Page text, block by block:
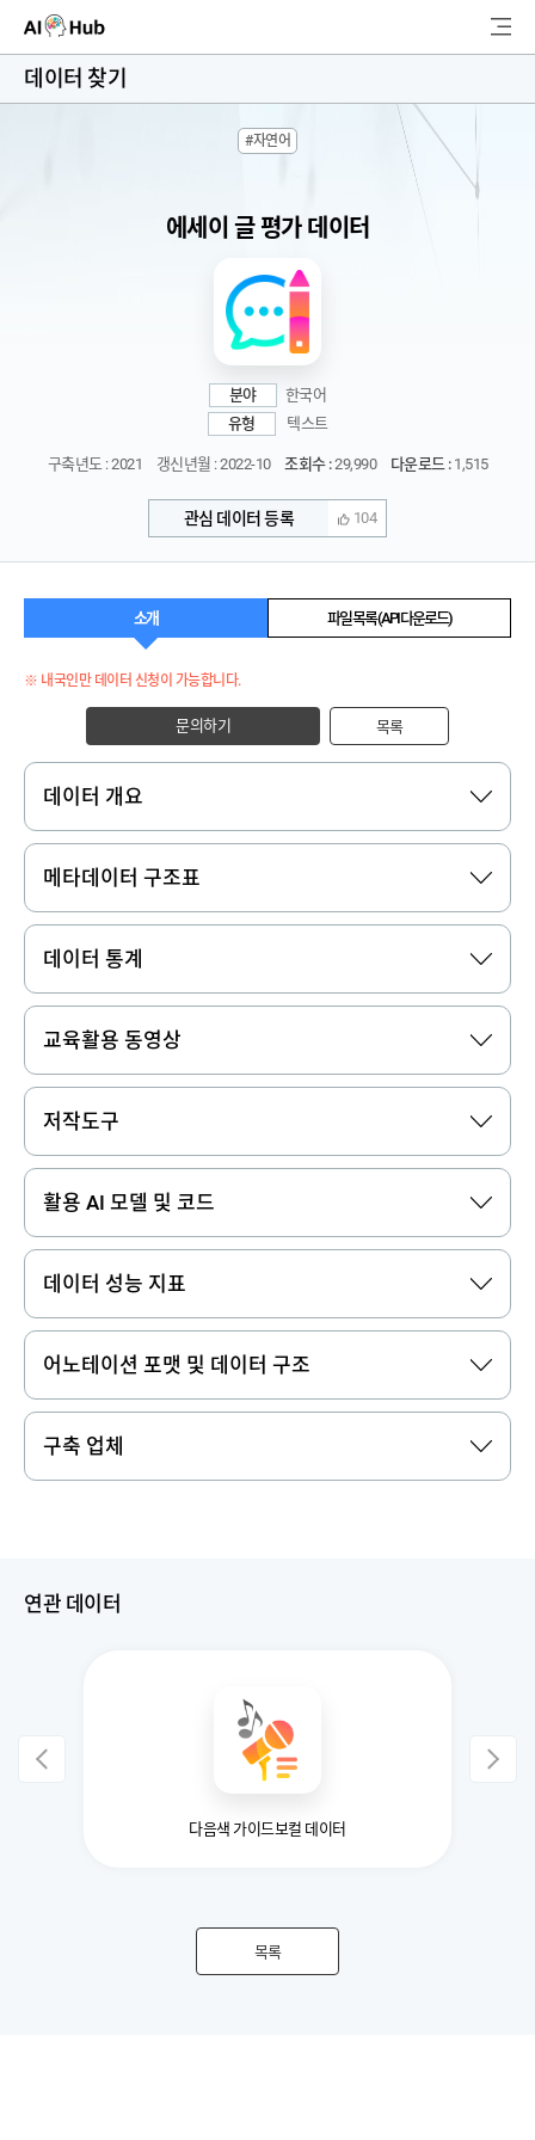
AI-Hub
AI 개발지원
색
데이터 찾기
#자연어
에세이 글 평가 데이터
분야
한국어
유형
텍스트
구축년도 : 2021 갱신년월 : 2022-10 조회수 :29,990 다운로드 :1,515
관심 데이터 등록 104
소개 파일 목록 (API 다운로드)
※ 내국인만 데이터 신청이 가능합니다.
문의하기 목록
데이터 개요
메타데이터 구조표
데이터 통계
교육활용 동영상
저작도구
활용 AI 모델 및 코드
데이터 성능 지표
어노테이션 포맷 및 데이터 구조
구축 업체
연관 데이터
다음색 가이드보컬 데이터
목록